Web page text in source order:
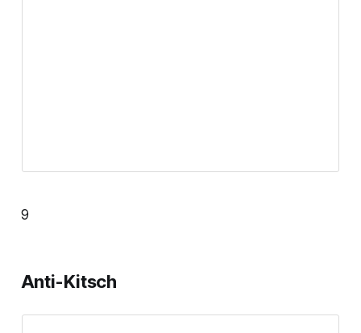
9
Anti-Kitsch